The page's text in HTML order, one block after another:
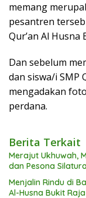
memang
pesantren
Qur’an Al Husna
Dan sebelum
dan siswa/i SMP
mengadakan
perdana.
Berita Terkait
Merajut Ukhuwah,
dan Pesona
Menjalin Rindu di
Al-Husna Bukit